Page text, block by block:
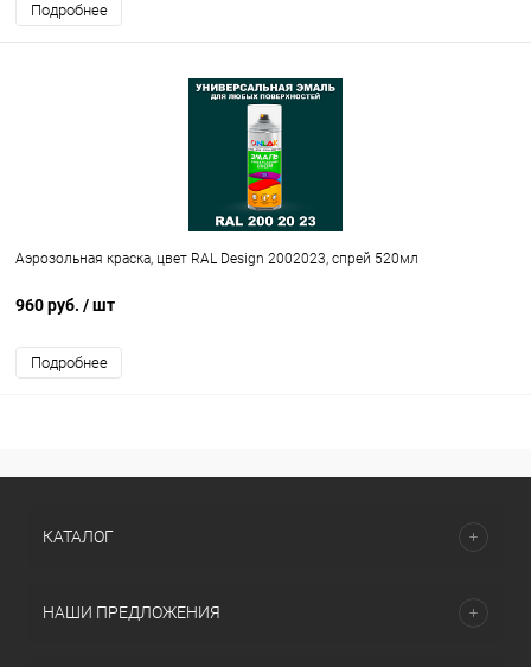
Подробнее
Аэрозольная краска, цвет RAL Design 2002023, спрей 520мл
960 руб. / шт
Подробнее
КАТАЛОГ
НАШИ ПРЕДЛОЖЕНИЯ